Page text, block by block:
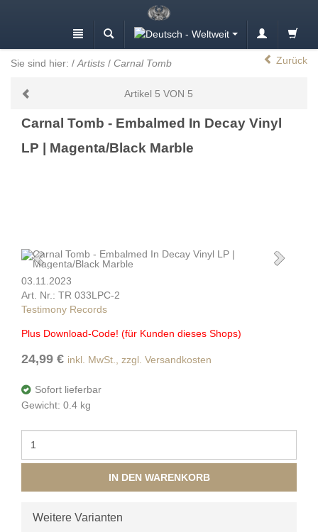
Sie sind hier: / Artists / Carnal Tomb Zurück
Artikel 5 VON 5
Carnal Tomb - Embalmed In Decay Vinyl
LP | Magenta/Black Marble
03.11.2023
Art. Nr.: TR 033LPC-2
Testimony Records
Plus Download-Code! (für Kunden dieses Shops)
24,99 € inkl. MwSt., zzgl. Versandkosten
Sofort lieferbar
Gewicht: 0.4 kg
IN DEN WARENKORB
Weitere Varianten